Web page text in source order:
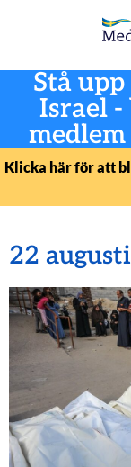
Stå
Israel
Klicka här för att
22